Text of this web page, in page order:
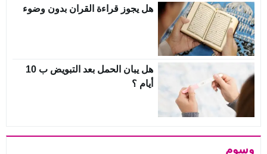
هل يجوز قراءة القران بدون وضوء
هل يبان الحمل بعد التبويض ب 10
أيام ؟
وسوم